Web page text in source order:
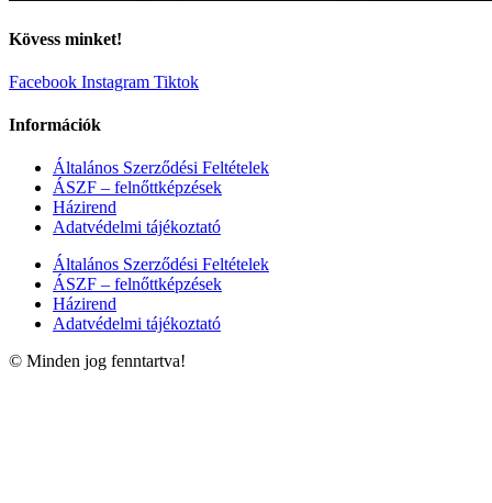
Kövess minket!
Facebook Instagram Tiktok
Információk
Általános Szerződési Feltételek
ÁSZF – felnőttképzések
Házirend
Adatvédelmi tájékoztató
Általános Szerződési Feltételek
ÁSZF – felnőttképzések
Házirend
Adatvédelmi tájékoztató
© Minden jog fenntartva!